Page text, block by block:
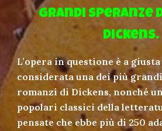
Grandi speranze
Dickens.
L’opera in questione è a
considerata una dei più
romanzi di Dickens, nonché
popolari classici della
pensate che ebbe più di 250